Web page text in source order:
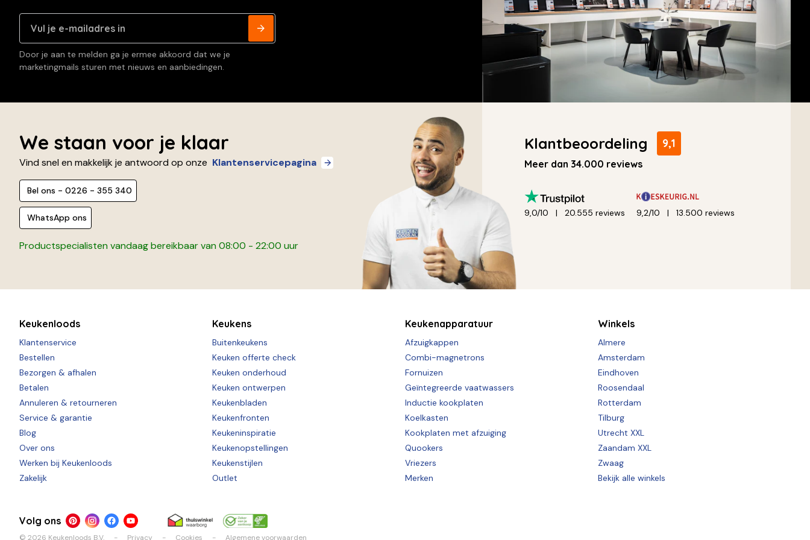
Door je aan te melden ga je ermee akkoord dat we je
marketingmails sturen met nieuws en aanbiedingen.
We staan voor je klaar
Vind snel en makkelijk je antwoord op onze Klantenservicepagina
Bel ons - 0226 - 355 340
WhatsApp ons
Productspecialisten vandaag bereikbaar van 08:00 - 22:00 uur
Klantbeoordeling 9,1
Meer dan 34.000 reviews
9,0/10 20.555 reviews 9,2/10 13.500 reviews
Keukenloods
Klantenservice
Bestellen
Bezorgen & afhalen
Betalen
Annuleren & retourneren
Service & garantie
Blog
Over ons
Werken bij Keukenloods
Zakelijk
Keukens
Buitenkeukens
Keuken offerte check
Keuken onderhoud
Keuken ontwerpen
Keukenbladen
Keukenfronten
Keukeninspiratie
Keukenopstellingen
Keukenstijlen
Outlet
Keukenapparatuur
Afzuigkappen
Combi-magnetrons
Fornuizen
Geïntegreerde vaatwassers
Inductie kookplaten
Koelkasten
Kookplaten met afzuiging
Quookers
Vriezers
Merken
Winkels
Almere
Amsterdam
Eindhoven
Roosendaal
Rotterdam
Tilburg
Utrecht XXL
Zaandam XXL
Zwaag
Bekijk alle winkels
Volg ons
© 2026 Keukenloods B.V. Privacy Cookies Algemene voorwaarden